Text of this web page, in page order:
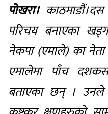
पोखरा।
परिचय बनाएका
नेकपा (एमाले) का
एमालेमा पाँच
बताएका छन् ।